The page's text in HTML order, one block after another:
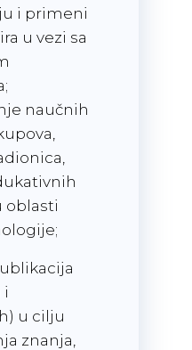
i primeni
u vezi sa
naučnih
oblasti
i
u cilju
znanja,